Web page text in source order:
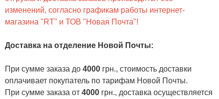
изменений, согласно графикам работы интернет-
магазина "RT" и ТОВ "Новая Почта"!
Доставка на отделение Новой Почты:
При сумме заказа до 4000 грн., стоимость доставки
оплачивает покупатель по тарифам Новой Почты.
При сумме заказа от 4000 грн., доставка осуществляется